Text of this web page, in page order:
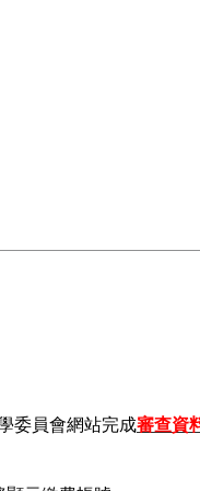
委員會網站完成審查資